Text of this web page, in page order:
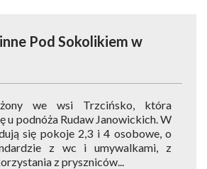
Pod Sokolikiem w
we wsi Trzcińsko, która
u podnóża Rudaw Janowickich. W
się pokoje 2,3 i 4 osobowe, o
z wc i umywalkami, z
z pryszniców...